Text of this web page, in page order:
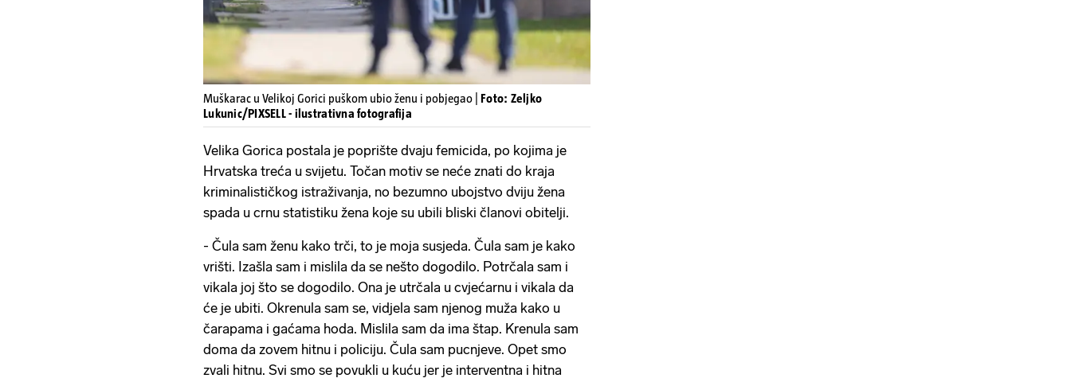
Muškarac u Velikoj Gorici puškom ubio ženu i pobjegao | Foto: Zeljko
Lukunic/PIXSELL - ilustrativna fotografija
Velika Gorica postala je poprište dvaju femicida, po kojima je
Hrvatska treća u svijetu. Točan motiv se neće znati do kraja
kriminalističkog istraživanja, no bezumno ubojstvo dviju žena
spada u crnu statistiku žena koje su ubili bliski članovi obitelji.
- Čula sam ženu kako trči, to je moja susjeda. Čula sam je kako
vrišti. Izašla sam i mislila da se nešto dogodilo. Potrčala sam i
vikala joj što se dogodilo. Ona je utrčala u cvjećarnu i vikala da
će je ubiti. Okrenula sam se, vidjela sam njenog muža kako u
čarapama i gaćama hoda. Mislila sam da ima štap. Krenula sam
doma da zovem hitnu i policiju. Čula sam pucnjeve. Opet smo
zvali hitnu. Svi smo se povukli u kuću jer je interventna i hitna